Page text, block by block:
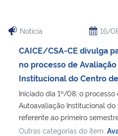
Notícia 16/
CAICE/CSA-CE divulga
no processo de
Institucional do Centro
Iniciado dia 1º/08, o processo
Autoavaliação Institucional do
referente ao primeiro
Outras categorias do item: